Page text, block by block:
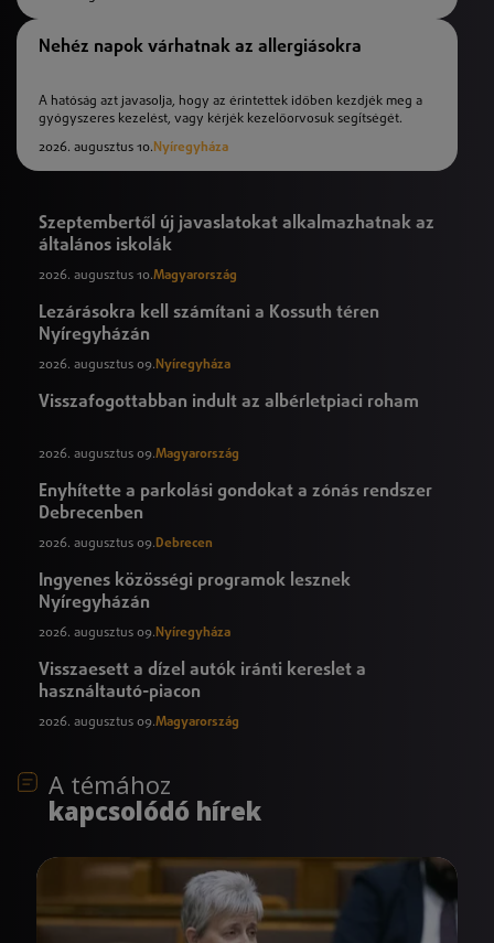
Nehéz napok várhatnak az allergiásokra
A hatóság azt javasolja, hogy az érintettek időben kezdjék meg a
gyógyszeres kezelést, vagy kérjék kezelőorvosuk segítségét.
2026. augusztus 10.Nyíregyháza
Szeptembertől új javaslatokat alkalmazhatnak az
általános iskolák
2026. augusztus 10.Magyarország
Lezárásokra kell számítani a Kossuth téren
Nyíregyházán
2026. augusztus 09.Nyíregyháza
Visszafogottabban indult az albérletpiaci roham
2026. augusztus 09.Magyarország
Enyhítette a parkolási gondokat a zónás rendszer
Debrecenben
2026. augusztus 09.Debrecen
Ingyenes közösségi programok lesznek
Nyíregyházán
2026. augusztus 09.Nyíregyháza
Visszaesett a dízel autók iránti kereslet a
használtautó-piacon
2026. augusztus 09.Magyarország
A témához
kapcsolódó hírek